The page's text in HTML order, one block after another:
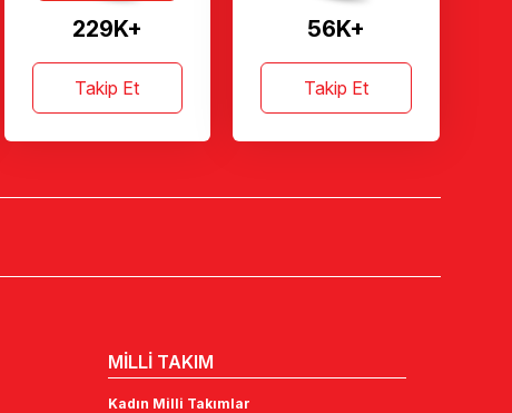
229K+
Takip Et
56K+
Takip Et
MİLLİ TAKIM
Kadın Milli Takımlar